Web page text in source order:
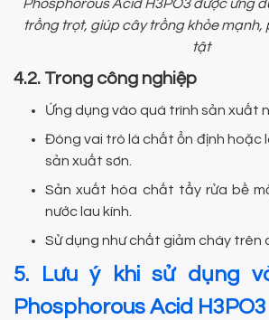
Phosphorous Acid H3PO3 được ứng
trồng trọt, giúp cây trồng khỏe mạnh,
tật
4.2. Trong công nghiệp
Ứng dụng vào quá trình sản xuất
Đóng vai trò là chất ổn định hoặc
sản xuất sơn.
Sản xuất hóa chất tẩy rửa bề
nước lau kính.
Sử dụng như chất giảm cháy trên
5. Lưu ý khi sử dụng
Phosphorous Acid H3PO3